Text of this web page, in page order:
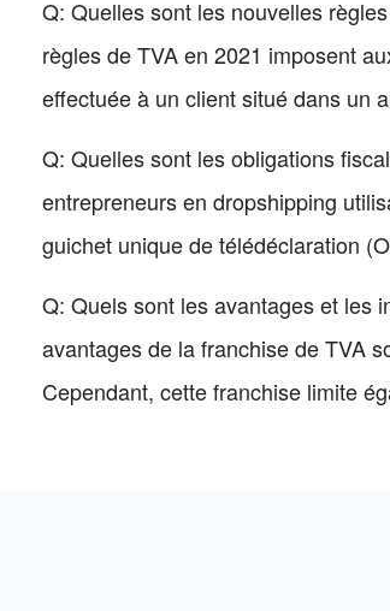
Q: Quelles sont les nouvelles
règles de TVA en 2021 imposent
effectuée à un client situé dans un
Q: Quelles sont les obligations
entrepreneurs en dropshipping
guichet unique de télédéclaration
Q: Quels sont les avantages et les
avantages de la franchise de TVA
Cependant, cette franchise limite